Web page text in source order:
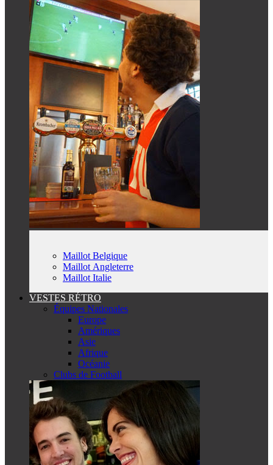
Maillot Belgique
Maillot Angleterre
Maillot Italie
VESTES RÉTRO
Équipes Nationales
Europe
Amériques
Asie
Afrique
Océanie
Clubs de Football